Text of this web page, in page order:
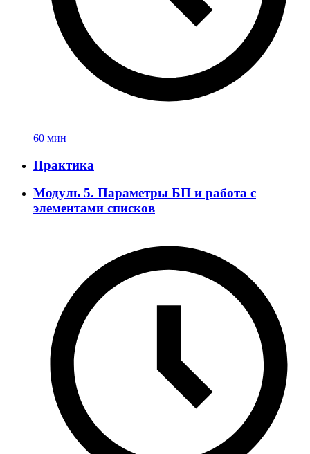
60 мин
Практика
Модуль 5. Параметры БП и работа с
элементами списков